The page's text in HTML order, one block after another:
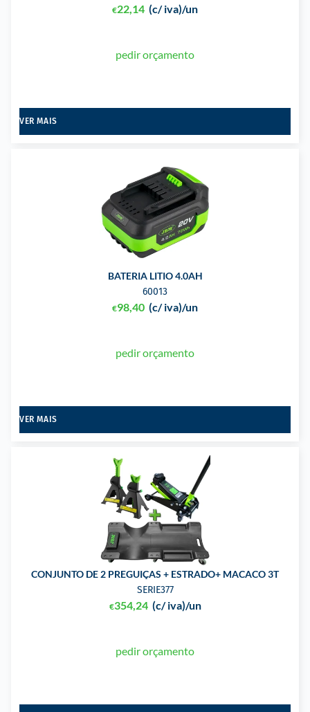
€22,14 (c/ iva)/un
pedir orçamento
VER MAIS
BATERIA LITIO 4.0AH
60013
€98,40 (c/ iva)/un
pedir orçamento
VER MAIS
CONJUNTO DE 2 PREGUIÇAS + ESTRADO+ MACACO 3T
SERIE377
€354,24 (c/ iva)/un
pedir orçamento